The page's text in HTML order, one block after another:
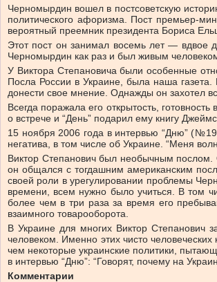
Черномырдин вошел в постсоветскую
политического афоризма. Пост премьер-
вероятный преемник президента Бориса
Этот пост он занимал восемь лет — вдвое
Черномырдин как раз и был живым
У Виктора Степановича были особенные
Посла России в Украине, была наша
донести свое мнение. Однажды он захотел
Всегда поражала его открытость,
о встрече и “День” подарил ему книгу
15 ноября 2006 года в интервью “Дню”
негатива, в том числе об Украине. “Меня
Виктор Степанович был необычным послом.
он общался с тогдашним американским
своей роли в урегулировании проблемы
времени, всем нужно было учиться. В том
более чем в три раза за время его
взаимного товарооборота.
В Украине для многих Виктор Степанович
человеком. Именно этих чисто
чем некоторые украинские политики,
в интервью “Дню”: “Говорят, почему на
Комментарии